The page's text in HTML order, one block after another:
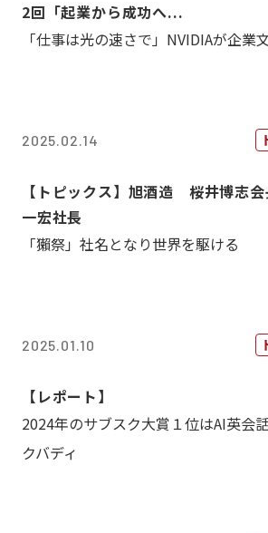
2回「起業から成功へ...
「仕事は光の速さで」NVIDIAが企業
2025.02.14
【トピックス】旭酒造 桜井博志
一宏社長
「獺祭」社名となり世界を駆ける
2025.01.10
【レポート】
2024年のサブスク大賞１位はAI英会
クバディ